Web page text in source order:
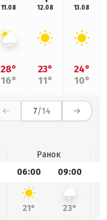
11.08
28°
16°
12.08
23°
11°
13.08
24°
10°
7/14
Ранок
06:00 09:00
21° 23°